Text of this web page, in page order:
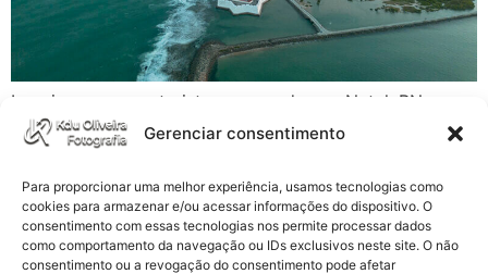
Gerenciar consentimento
Para proporcionar uma melhor experiência, usamos tecnologias como
cookies para armazenar e/ou acessar informações do dispositivo. O
consentimento com essas tecnologias nos permite processar dados
como comportamento da navegação ou IDs exclusivos neste site. O não
consentimento ou a revogação do consentimento pode afetar
Imagine-se como turista passeando por Natal, RN,
hospedado em alguns dos resorts da Via Costeira ou
em um hotel na área de Ponta Negra. Com os gastos
típicos de passeios, festas e exploração de novos
locais, é natural querer economizar. E com o preço da
gasolina nas alturas, cada quilômetro rodado faz
diferença no bolso. […]